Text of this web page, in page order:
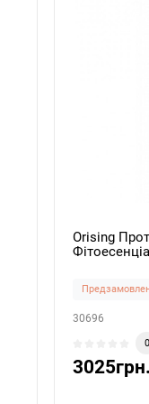
Orising
30696
0
3025грн.